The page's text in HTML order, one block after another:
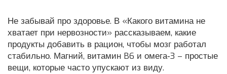
Не забывай про здоровье. В «Какого витамина не
хватает при нервозности» рассказываем, какие
продукты добавить в рацион, чтобы мозг работал
стабильно. Магний, витамин B6 и омега‑3 – простые
вещи, которые часто упускают из виду.